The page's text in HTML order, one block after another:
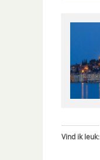
Vind ik leuk: